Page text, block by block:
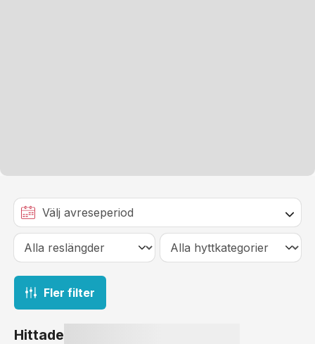
Fler filter
Hittade